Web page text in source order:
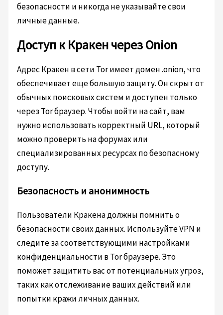
безопасности и никогда не указывайте свои
личные данные.
Доступ к Кракен через Onion
Адрес Кракен в сети Tor имеет домен .onion, что
обеспечивает еще большую защиту. Он скрыт от
обычных поисковых систем и доступен только
через Tor браузер. Чтобы войти на сайт, вам
нужно использовать корректный URL, который
можно проверить на форумах или
специализированных ресурсах по безопасному
доступу.
Безопасность и анонимность
Пользователи Кракена должны помнить о
безопасности своих данных. Используйте VPN и
следите за соответствующими настройками
конфиденциальности в Tor браузере. Это
поможет защитить вас от потенциальных угроз,
таких как отслеживание ваших действий или
попытки кражи личных данных.